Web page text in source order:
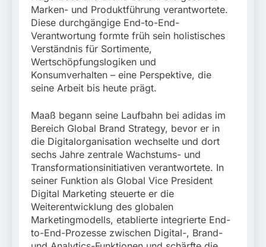
Marken- und Produktführung verantwortete.
Diese durchgängige End-to-End-
Verantwortung formte früh sein holistisches
Verständnis für Sortimente,
Wertschöpfungslogiken und
Konsumverhalten – eine Perspektive, die
seine Arbeit bis heute prägt.
Maaß begann seine Laufbahn bei adidas im
Bereich Global Brand Strategy, bevor er in
die Digitalorganisation wechselte und dort
sechs Jahre zentrale Wachstums- und
Transformationsinitiativen verantwortete. In
seiner Funktion als Global Vice President
Digital Marketing steuerte er die
Weiterentwicklung des globalen
Marketingmodells, etablierte integrierte End-
to-End-Prozesse zwischen Digital-, Brand-